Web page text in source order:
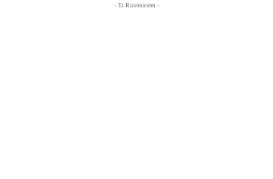
- Et Recomanem -